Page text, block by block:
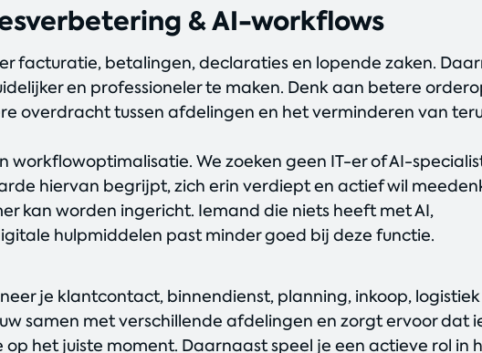
& AI-workflows
facturatie, betalingen, declaraties en lopende zaken.
en professioneler te maken. Denk aan betere
overdracht tussen afdelingen en het verminderen van
workflowoptimalisatie. We zoeken geen IT-er of AI-
hiervan begrijpt, zich erin verdiept en actief wil
kan worden ingericht. Iemand die niets heeft met AI,
hulpmiddelen past minder goed bij deze functie.
je klantcontact, binnendienst, planning, inkoop,
samen met verschillende afdelingen en zorgt ervoor dat
het juiste moment. Daarnaast speel je een actieve rol in